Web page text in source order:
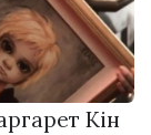
Кін